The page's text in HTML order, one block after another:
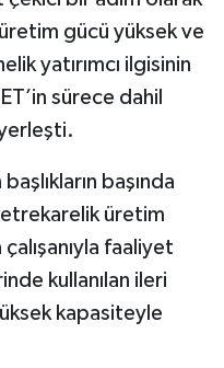
gücü yüksek ve
yatırımcı ilgisinin
sürece dahil
başında
üretim
faaliyet
kullanılan ileri
kapasiteyle